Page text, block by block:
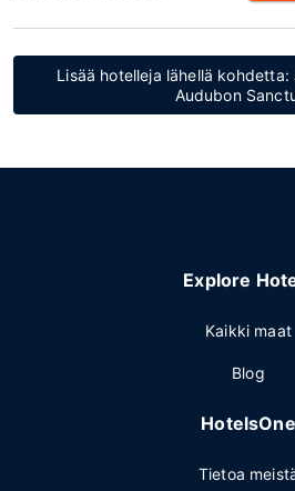
Lisää hotelleja lähellä
Audubon
Explore
Kaikki maat
Blog
HotelsOne
Tietoa